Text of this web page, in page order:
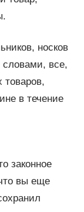
носков
словами, все,
товаров,
в течение
законное
вы еще